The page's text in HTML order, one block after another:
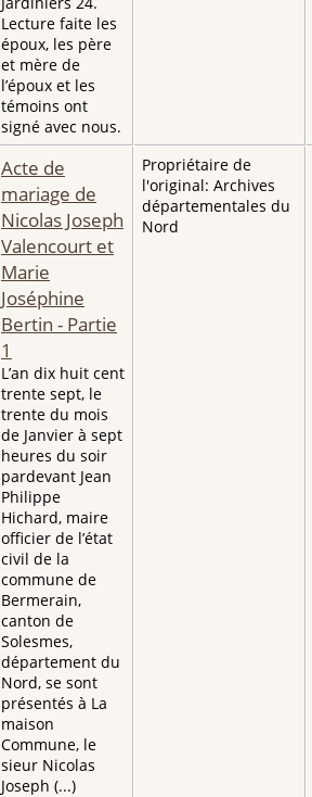
Lecture faite les
époux, les père
et mère de
l’époux et les
témoins ont
signé avec nous.
Acte de
mariage de
Nicolas Joseph
Valencourt et
Marie
Joséphine
Bertin - Partie
1
L’an dix huit cent
trente sept, le
trente du mois
de Janvier à sept
heures du soir
pardevant Jean
Philippe
Hichard, maire
officier de l’état
civil de la
commune de
Bermerain,
canton de
Solesmes,
département du
Nord, se sont
présentés à La
maison
Commune, le
sieur Nicolas
Joseph (...)
Propriétaire de
l'original: Archives
départementales du
Nord